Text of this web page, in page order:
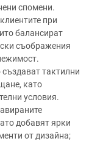
спомени.
при
балансират
съображения
тактилни
като
условия.
добавят ярки
от дизайна;